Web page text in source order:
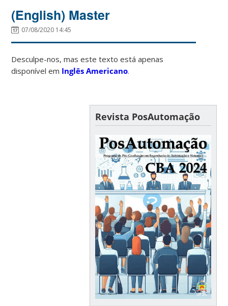
(English) Master
07/08/2020 14:45
Desculpe-nos, mas este texto está apenas
disponível em Inglês Americano.
Revista PosAutomação